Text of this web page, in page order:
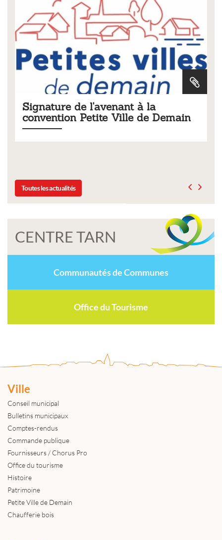
à la
de Demain
Tarifs 2026 des services
municipaux
Toutes les actualités
CENTRE TARN
Communautés de Communes
Office du Tourisme
Ville
Conseil municipal
Bulletins municipaux
Comptes-rendus
Commande publique
Fournisseurs / Chorus Pro
Office du tourisme
Histoire
Patrimoine
Petite Ville de Demain
Chaufferie bois